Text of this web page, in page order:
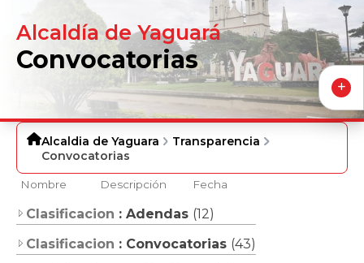
Alcaldía de Yaguará
Convocatorias
Alcaldia de Yaguara
Transparencia
Convocatorias
Nombre Descripción Fecha
Clasificacion : Adendas (12)
Clasificacion : Convocatorias (43)